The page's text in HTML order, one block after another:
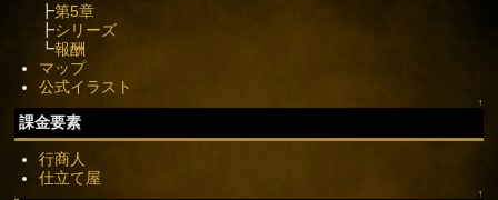
┣第5章
┣シリーズ
┗報酬
マップ
公式イラスト
↑
課金要素
行商人
仕立て屋
↑